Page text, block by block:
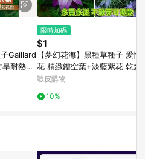
子Gaillard
耐熱草
被盆栽
限時加碼
$1
【夢幻花海】黑種草種子 愛情之
花 精緻鏤空葉+淡藍紫花 乾燥
花/切花材料 耐寒易種 陽台花園
蝦皮購物
10%